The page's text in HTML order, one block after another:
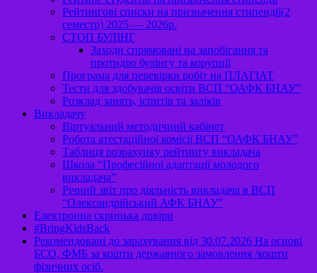
Рейтингові списки на призначення стипендії(2
семестр) 2025 — 2026р.
СТОП БУЛІНГ
Заходи спрямовані на запобігання та
протидію булінгу та корупції
Програма для перевірки робіт на ПЛАГІАТ
Тести для здобувачів освіти ВСП “ОАФК БНАУ”
Розклад занять, іспитів та заліків
Викладачу
Віртуальний методичний кабінет
Робота атестаційної комісії ВСП “ОАФК БНАУ”
Таблиця розрахунку рейтингу викладача
Школа “Професійної адаптації молодого
викладача”
Річний звіт про діяльність викладача в ВСП
“Олександрійський АФК БНАУ”
Електронна скринька довіри
#BringKidsBack
Рекомендовані до зарахування від 30.07.2026 На основі
БСО, ФМБ за кошти державного замовлення /кошти
фізичних осіб.